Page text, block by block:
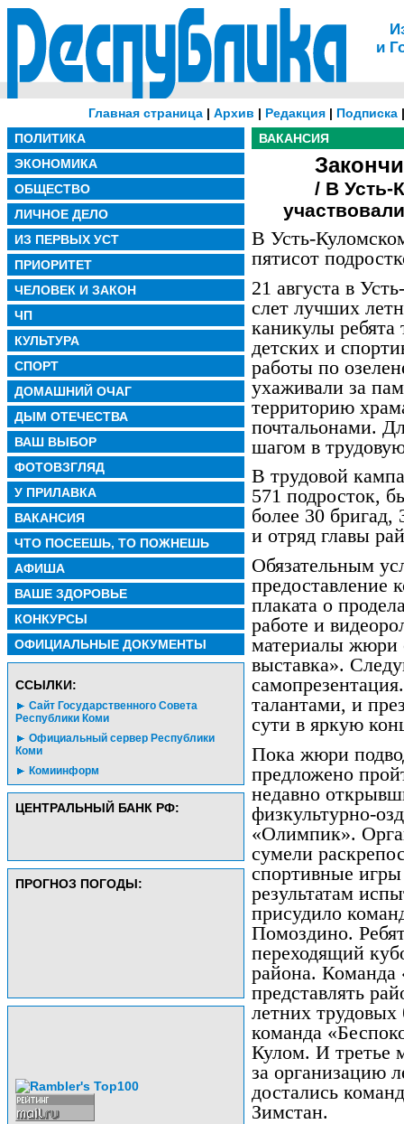
и
Главная страница | Архив | Редакция | Подписка
ПОЛИТИКА
ЭКОНОМИКА
ОБЩЕСТВО
ЛИЧНОЕ ДЕЛО
ИЗ ПЕРВЫХ УСТ
ПРИОРИТЕТ
ЧЕЛОВЕК И ЗАКОН
ЧП
КУЛЬТУРА
СПОРТ
ДОМАШНИЙ ОЧАГ
ДЫМ ОТЕЧЕСТВА
ВАШ ВЫБОР
ФОТОВЗГЛЯД
У ПРИЛАВКА
ВАКАНСИЯ
ЧТО ПОСЕЕШЬ, ТО ПОЖНЕШЬ
АФИША
ВАШЕ ЗДОРОВЬЕ
КОНКУРСЫ
ОФИЦИАЛЬНЫЕ ДОКУМЕНТЫ
CСЫЛКИ:
Сайт Государственного Совета
Республики Коми
Официальный сервер Республики
Коми
Комиинформ
ЦЕНТРАЛЬНЫЙ БАНК РФ:
ПРОГНОЗ ПОГОДЫ:
ВАКАНСИЯ
/ В Усть-
В Усть-
пятисот
21 августа в
слет лучших
каникулы ребята
детских и
работы по
ухаживали за
территорию
почтальонами.
шагом в
В трудовой
571 подросток,
более 30 бригад,
и отряд главы
Обязательным
предоставление
плаката о
работе и
материалы жюри
выставка».
талантами, и
сути в яркую
Пока жюри
предложено
недавно
физкультурно-
«Олимпик».
сумели
спортивные
результатам
присудило
Помоздино.
переходящий
района. Команда
представлять
летних
команда
Кулом. И третье
за организацию
достались
Зимстан.